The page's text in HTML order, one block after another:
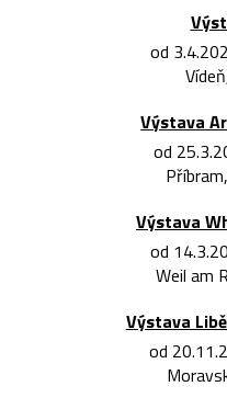
od
Výstava
od
Výstava
od
Weil am
Výstava
od